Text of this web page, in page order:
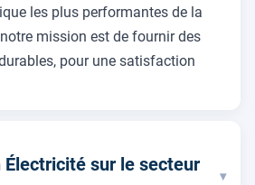
les plus performantes de la
mission est de fournir des
pour une satisfaction
sur le secteur
▾